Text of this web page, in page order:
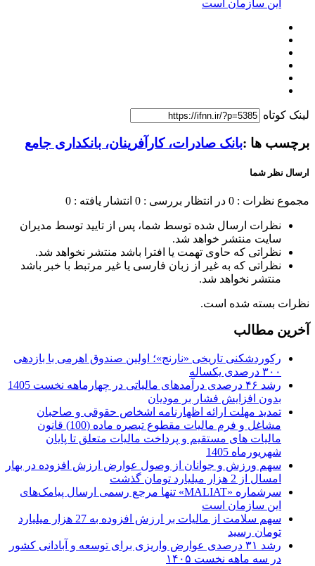
این سازمان است
لینک کوتاه
برچسب ها :بانک صادرات، کارآفرینان، بانکداری جامع
ارسال نظر شما
مجموع نظرات : 0 در انتظار بررسی : 0 انتشار یافته : 0
نظرات ارسال شده توسط شما، پس از تایید توسط مدیران
سایت منتشر خواهد شد.
نظراتی که حاوی تهمت یا افترا باشد منتشر نخواهد شد.
نظراتی که به غیر از زبان فارسی یا غیر مرتبط با خبر باشد
منتشر نخواهد شد.
نظرات بسته شده است.
آخرین مطالب
رکوردشکنی تاریخی «نارنج»؛ اولین صندوق اهرمی با بازدهی
۳۰۰ درصدی یکساله
رشد ۴۶ درصدی درآمدهای مالیاتی در چهارماهه نخست 1405
بدون افزایش فشار بر مودیان
تمدید مهلت ارائه اظهارنامه اشخاص حقوقی و صاحبان
مشاغل و فرم مالیات مقطوع تبصره ماده (100) قانون
مالیات های مستقیم و پرداخت مالیات متعلق تا پایان
شهریورماه 1405
سهم ورزش و جوانان از وصول عوارض ارزش افزوده در بهار
امسال از 2 هزار میلیارد تومان گذشت
سرشماره «MALIAT» تنها مرجع رسمی ارسال پیامک‌های
این سازمان است
سهم سلامت از مالیات بر ارزش افزوده به 27 هزار میلیارد
تومان رسید
رشد ۳۱ درصدی عوارض واریزی برای توسعه و آبادانی کشور
در سه ماهه نخست ۱۴۰۵